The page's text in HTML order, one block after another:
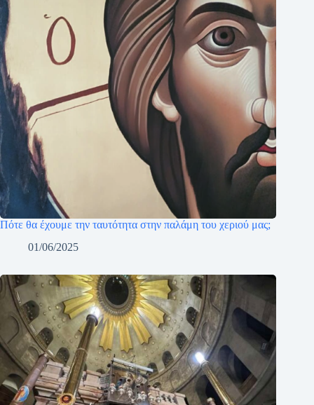
Πότε θα έχουμε την ταυτότητα στην παλάμη του χεριού μας;
01/06/2025